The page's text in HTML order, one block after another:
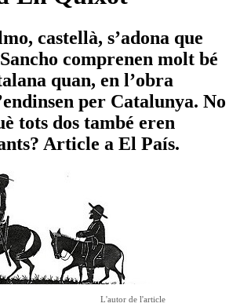
castellà, s’adona que
comprenen molt bé
quan, en l’obra
per Catalunya. No
tots dos també eren
Article a El País.
L'autor de l'article